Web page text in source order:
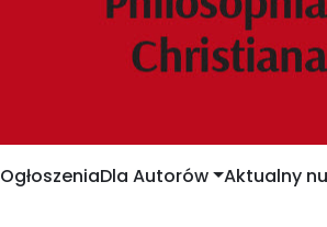
OgłoszeniaDla Autorów Aktualny